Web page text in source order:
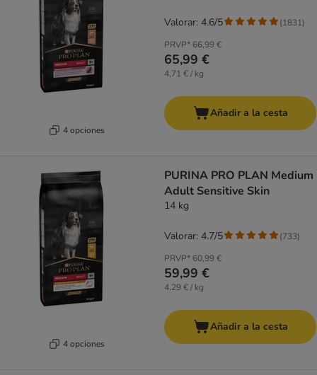
4 opciones
PRVP* 66,99 €
65,99 €
4,71 € / kg
Valorar: 4.6/5 (1831)
Añadir a la cesta
4 opciones
PURINA PRO PLAN Medium
Adult Sensitive Skin
14 kg
PRVP* 60,99 €
59,99 €
4,29 € / kg
Valorar: 4.7/5 (733)
Añadir a la cesta